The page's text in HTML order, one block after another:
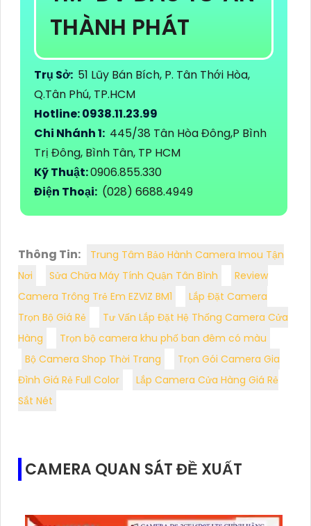
THÀNH PHÁT
Trụ Sở: 51 Lũy Bán Bích, P. Tân Thới Hòa,
Q.Tân Phú, TP.HCM
Hotline: 0938.11.23.99
Chi Nhánh 1: 445/38 Tân Hòa Đông,P Bình
Trị Đông, Bình Tân, TP HCM
Kỹ Thuật:0906.855.330
Điện Thoại: (028) 6688.4949
Thông Tin:
Trung Tâm Bảo Hành Camera Imou Tận
Nơi
Sửa Chữa Máy Tính Quận Tân Bình
Review
Camera Trông Trẻ Em EZVIZ BM1
Lắp Đặt Camera
Trọn Bộ Giá Rẻ
Tư Vấn Lắp Đặt Hệ Thống Camera Cửa
Hàng
Trọn bộ camera khu phố ban đêm có màu
Bộ Camera Shop Thời Trang
Trọn Gói Camera Gia
Đình Giá Rẻ Full Color
Lắp Camera Cửa Hàng Giá Rẻ
Sắt Nét
CAMERA QUAN SÁT ĐỀ XUẤT